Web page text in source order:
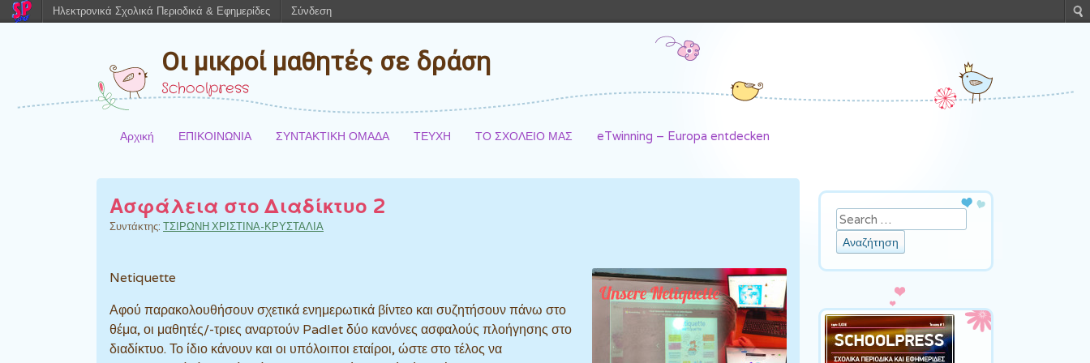
Οι μικροί μαθητές σε δράση
Schoolpress
Αρχική ΕΠΙΚΟΙΝΩΝΙΑ ΣΥΝΤΑΚΤΙΚΗ ΟΜΑΔΑ ΤΕΥΧΗ ΤΟ ΣΧΟΛΕΙΟ ΜΑΣ eTwinning – Europa entdecken
Ασφάλεια στο Διαδίκτυο 2
Συντάκτης: ΤΣΙΡΩΝΗ ΧΡΙΣΤΙΝΑ-ΚΡΥΣΤΑΛΙΑ
Netiquette
Αφού παρακολουθήσουν σχετικά ενημερωτικά βίντεο και συζητήσουν πάνω στο
θέμα, οι μαθητές/-τριες αναρτούν Padlet δύο κανόνες ασφαλούς πλοήγησης στο
διαδίκτυο. Το ίδιο κάνουν και οι υπόλοιποι εταίροι, ώστε στο τέλος να
Αναζήτηση
Ηλεκτρονικά Σχολικά Περιοδικά & Εφημερίδες Σύνδεση